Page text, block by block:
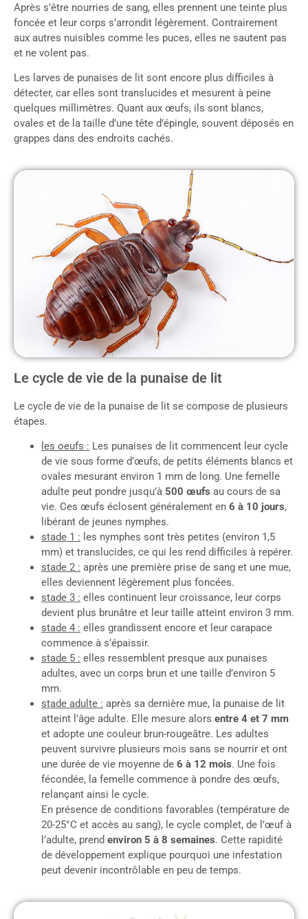
Après s’être nourries de sang, elles prennent une teinte plus
foncée et leur corps s’arrondit légèrement. Contrairement
aux autres nuisibles comme les puces, elles ne sautent pas
et ne volent pas.
Les larves de punaises de lit sont encore plus difficiles à
détecter, car elles sont translucides et mesurent à peine
quelques millimètres. Quant aux œufs, ils sont blancs,
ovales et de la taille d’une tête d’épingle, souvent déposés en
grappes dans des endroits cachés.
Le cycle de vie de la punaise de lit
Le cycle de vie de la punaise de lit se compose de plusieurs
étapes.
les oeufs : Les punaises de lit commencent leur cycle
de vie sous forme d’œufs, de petits éléments blancs et
ovales mesurant environ 1 mm de long. Une femelle
adulte peut pondre jusqu’à 500 œufs au cours de sa
vie. Ces œufs éclosent généralement en 6 à 10 jours,
libérant de jeunes nymphes.
stade 1 : les nymphes sont très petites (environ 1,5
mm) et translucides, ce qui les rend difficiles à repérer.
stade 2 : après une première prise de sang et une mue,
elles deviennent légèrement plus foncées.
stade 3 : elles continuent leur croissance, leur corps
devient plus brunâtre et leur taille atteint environ 3 mm.
stade 4 : elles grandissent encore et leur carapace
commence à s’épaissir.
stade 5 : elles ressemblent presque aux punaises
adultes, avec un corps brun et une taille d’environ 5
mm.
stade adulte : après sa dernière mue, la punaise de lit
atteint l’âge adulte. Elle mesure alors entre 4 et 7 mm
et adopte une couleur brun-rougeâtre. Les adultes
peuvent survivre plusieurs mois sans se nourrir et ont
une durée de vie moyenne de 6 à 12 mois. Une fois
fécondée, la femelle commence à pondre des œufs,
relançant ainsi le cycle.
En présence de conditions favorables (température de
20-25°C et accès au sang), le cycle complet, de l’œuf à
l’adulte, prend environ 5 à 8 semaines. Cette rapidité
de développement explique pourquoi une infestation
peut devenir incontrôlable en peu de temps.